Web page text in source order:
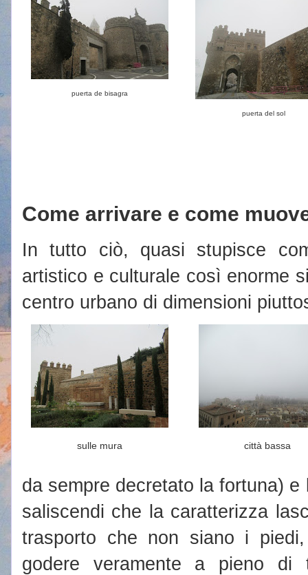
puerta de bisagra
puerta del sol
Come arrivare e come
In tutto ciò, quasi stupisce
artistico e culturale così enorme
centro urbano di dimensioni
sulle mura città bassa
da sempre decretato la fortuna)
saliscendi che la caratterizza
trasporto che non siano i
godere veramente a pieno di